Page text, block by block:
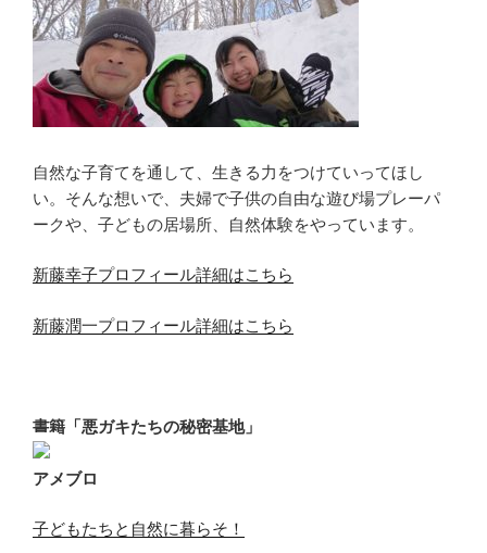
自然な子育てを通して、生きる力をつけていってほし
い。そんな想いで、夫婦で子供の自由な遊び場プレーパ
ークや、子どもの居場所、自然体験をやっています。
新藤幸子プロフィール詳細はこちら
新藤潤一プロフィール詳細はこちら
書籍「悪ガキたちの秘密基地」
アメブロ
子どもたちと自然に暮らそ！